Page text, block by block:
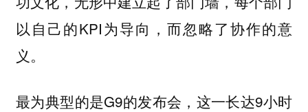
以自己的KPI为导向，而忽略了协作的意
义。
最为典型的是G9的发布会，这一长达9小时